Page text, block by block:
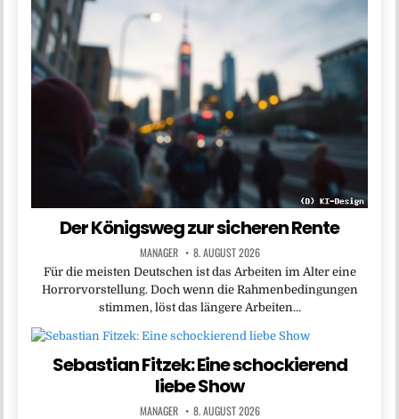
Der Königsweg zur sicheren Rente
MANAGER 8. AUGUST 2026
Für die meisten Deutschen ist das Arbeiten im Alter eine
Horrorvorstellung. Doch wenn die Rahmenbedingungen
stimmen, löst das längere Arbeiten…
Sebastian Fitzek: Eine schockierend
liebe Show
MANAGER 8. AUGUST 2026